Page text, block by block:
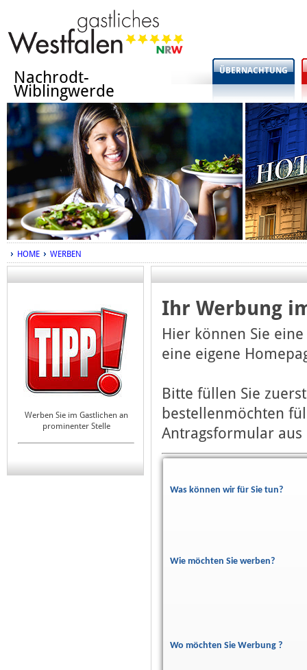
Nachrodt-
Wiblingwerde
ÜBERNACHTUNG
HOME WERBEN
Werben Sie im Gastlichen an
prominenter Stelle
Ihr Werbung
Hier können Sie
eine eigene
Bitte füllen Sie
bestellenmöchten
Antragsformular
Was können wir für Sie tun?
Wie möchten Sie werben?
Wo möchten Sie Werbung ?